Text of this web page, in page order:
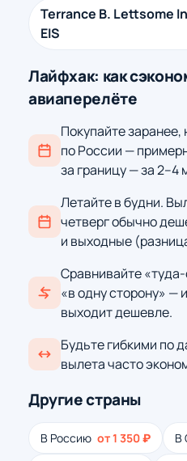
Terrance B. Lettsome
EIS
Лайфхак: как
авиаперелёте
Покупайте
по России —
за границу — за 2–4
Летайте в будни.
четверг обычно
и выходные
Сравнивайте
«в одну сторону» —
выходит дешевле.
Будьте гибкими по
вылета часто
Другие страны
В Россию от 1 350 ₽ В